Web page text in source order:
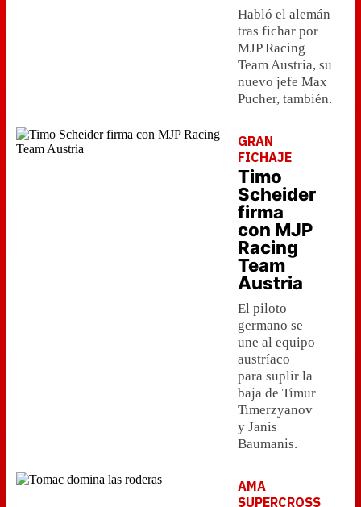
Habló el alemán
tras fichar por
MJP Racing
Team Austria, su
nuevo jefe Max
Pucher, también.
GRAN
FICHAJE
Timo
Scheider
firma
con MJP
Racing
Team
Austria
El piloto
germano se
une al equipo
austríaco
para suplir la
baja de Timur
Timerzyanov
y Janis
Baumanis.
AMA
SUPERCROSS